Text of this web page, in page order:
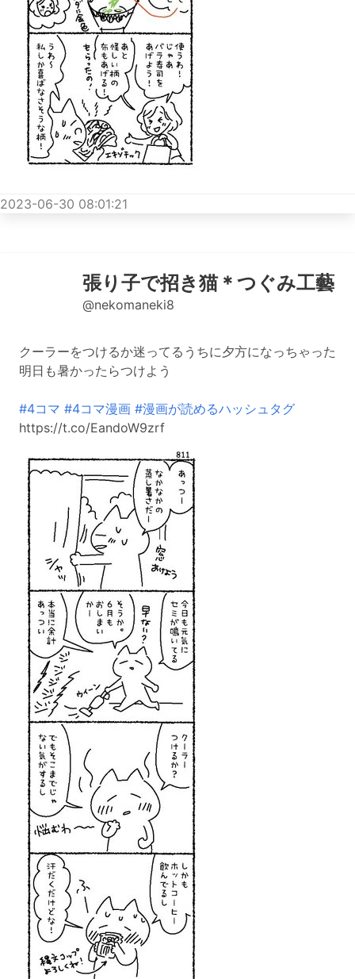
2023-06-30 08:01:21
張り子で招き猫＊つぐみ工藝
@nekomaneki8
クーラーをつけるか迷ってるうちに夕方になっちゃった
明日も暑かったらつけよう
#4コマ #4コマ漫画 #漫画が読めるハッシュタグ
https://t.co/EandoW9zrf